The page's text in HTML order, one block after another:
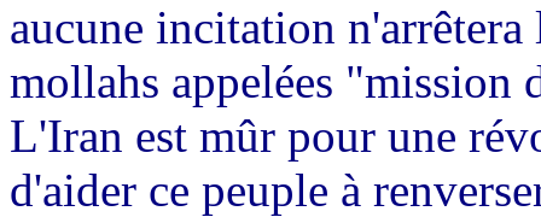
aucune incitation
mollahs appelées "mission
L'Iran est mûr pour une
d'aider ce peuple à